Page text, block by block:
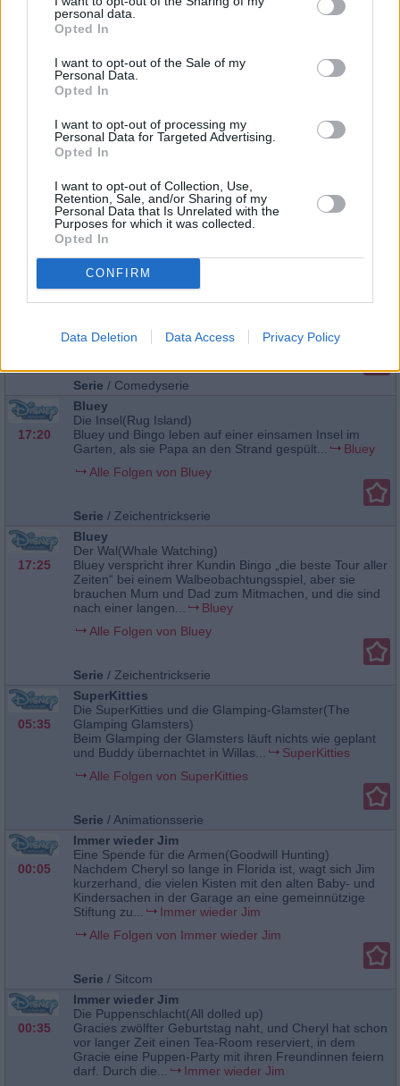
personal data.
Opted In
I want to opt-out of the Sale of my
Personal Data.
Opted In
I want to opt-out of processing my
Personal Data for Targeted Advertising.
Opted In
I want to opt-out of Collection, Use,
Retention, Sale, and/or Sharing of my
Personal Data that Is Unrelated with the
Purposes for which it was collected.
Opted In
CONFIRM
Data Deletion Data Access Privacy Policy
Alle Folgen von Hubert ohne Staller
Serie /Krimiserie
In aller Freundschaft
Nach einem Urlaubswochenende mit ihrer Tochter Lara
ist Dr. Iris Brooks auf dem Rückweg von Rügen. Plötzlich
bricht Iris mit Kreislaufproblemen am Steuer zusammen.
Die...
Alle Folgen von In aller Freundschaft
Serie / Arztserie
Maman & Ich
Folge 52(Episode 52)
Das Zusammentreffen mit Gaël lässt Barbara ihren
Frust über die geplatzte Reise nach Bali vergessen. Die
beiden kommen sich näher genießen die Tage, bis sie
Alle Folgen von Maman & Ich
Serie / Comedyserie
17:20
Bluey
Die Insel(Rug Island)
Bluey und Bingo leben auf einer einsamen Insel im
Garten, als sie Papa an den Strand gespült...
Bluey
Alle Folgen von Bluey
Serie / Zeichentrickserie
17:25
Bluey
Der Wal(Whale Watching)
Bluey verspricht ihrer Kundin Bingo „die beste Tour aller
Zeiten“ bei einem Walbeobachtungsspiel, aber sie
brauchen Mum und Dad zum Mitmachen, und die sind
nach einer langen...
Bluey
Alle Folgen von Bluey
Serie / Zeichentrickserie
05:35
SuperKitties
Die SuperKitties und die Glamping-Glamster(The
Glamping Glamsters)
Beim Glamping der Glamsters läuft nichts wie geplant
und Buddy übernachtet in Willas...
SuperKitties
Alle Folgen von SuperKitties
Serie /Animationsserie
00:05
Immer wieder Jim
Eine Spende für die Armen(Goodwill Hunting)
Nachdem Cheryl so lange in Florida ist, wagt sich Jim
kurzerhand, die vielen Kisten mit den alten Baby- und
Kindersachen in der Garage an eine gemeinnützige
Stiftung zu...
Immer wieder Jim
Alle Folgen von Immer wieder Jim
Serie / Sitcom
00:35
Immer wieder Jim
Die Puppenschlacht(All dolled up)
Gracies zwölfter Geburtstag naht, und Cheryl hat schon
vor langer Zeit einen Tea-Room reserviert, in dem
Gracie eine Puppen-Party mit ihren Freundinnen feiern
darf. Durch die...
Immer wieder Jim